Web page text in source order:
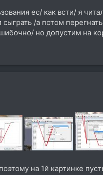
ес/ как всти/ я
/а потом
но допустим на
на 1й картинке